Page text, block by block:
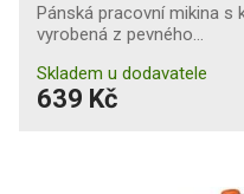
Pánská pracovní mikina s
vyrobená z pevného…
Skladem u dodavatele
639 Kč